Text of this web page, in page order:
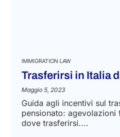
IMMIGRATION LAW
Trasferirsi in Italia
Maggio 5, 2023
Guida agli incentivi sul
pensionato:
dove trasferirsi....